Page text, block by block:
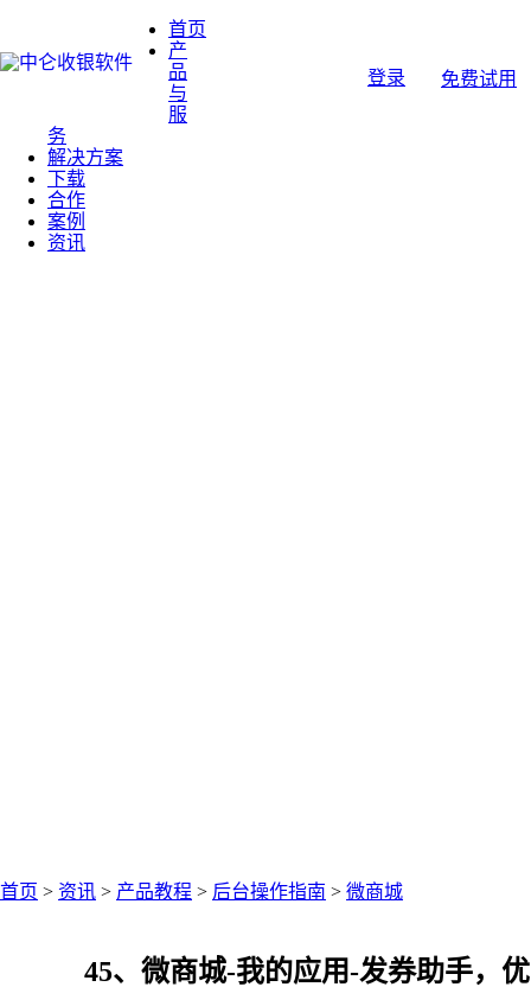
首页
产
品
与
服
务
解决方案
下载
合作
案例
资讯
登录 免费试用
首页 > 资讯 > 产品教程 > 后台操作指南 > 微商城
45、微商城-我的应用-发券助手，